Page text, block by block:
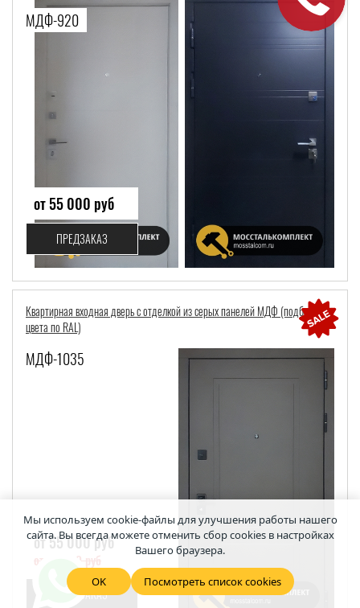
МДФ-920
от 55 000 руб
ПРЕДЗАКАЗ
Квартирная входная дверь с отделкой из серых панелей МДФ (подбор
цвета по RAL)
МДФ-1035
от 55 000 руб
от 50 000 руб
ПРЕДЗАКАЗ
Мы используем cookie-файлы для улучшения работы нашего
сайта. Вы всегда можете отменить сбор cookies в настройках
Вашего браузера.
OK Посмотреть список cookies